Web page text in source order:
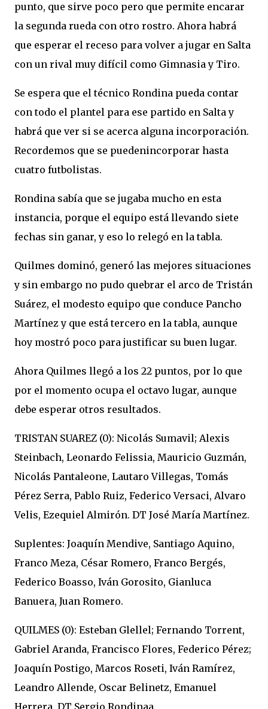
punto, que sirve poco pero que permite encarar
la segunda rueda con otro rostro. Ahora habrá
que esperar el receso para volver a jugar en Salta
con un rival muy difícil como Gimnasia y Tiro.
Se espera que el técnico Rondina pueda contar
con todo el plantel para ese partido en Salta y
habrá que ver si se acerca alguna incorporación.
Recordemos que se puedenincorporar hasta
cuatro futbolistas.
Rondina sabía que se jugaba mucho en esta
instancia, porque el equipo está llevando siete
fechas sin ganar, y eso lo relegó en la tabla.
Quilmes dominó, generó las mejores situaciones
y sin embargo no pudo quebrar el arco de Tristán
Suárez, el modesto equipo que conduce Pancho
Martínez y que está tercero en la tabla, aunque
hoy mostró poco para justificar su buen lugar.
Ahora Quilmes llegó a los 22 puntos, por lo que
por el momento ocupa el octavo lugar, aunque
debe esperar otros resultados.
TRISTAN SUAREZ (0): Nicolás Sumavil; Alexis
Steinbach, Leonardo Felissia, Mauricio Guzmán,
Nicolás Pantaleone, Lautaro Villegas, Tomás
Pérez Serra, Pablo Ruiz, Federico Versaci, Alvaro
Velis, Ezequiel Almirón. DT José María Martínez.
Suplentes: Joaquín Mendive, Santiago Aquino,
Franco Meza, César Romero, Franco Bergés,
Federico Boasso, Iván Gorosito, Gianluca
Banuera, Juan Romero.
QUILMES (0): Esteban Glellel; Fernando Torrent,
Gabriel Aranda, Francisco Flores, Federico Pérez;
Joaquín Postigo, Marcos Roseti, Iván Ramírez,
Leandro Allende, Oscar Belinetz, Emanuel
Herrera. DT Sergio Rondinaa.